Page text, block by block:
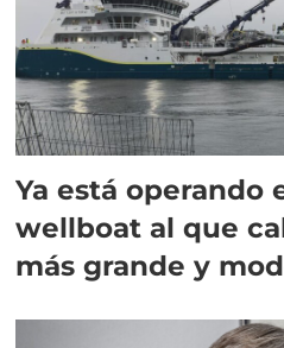
Ya está operando
wellboat al que
más grande y